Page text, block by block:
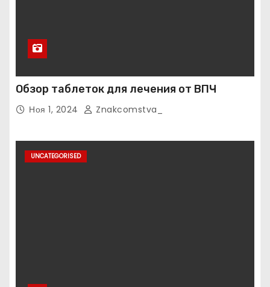
Обзор таблеток для лечения от ВПЧ
Ноя 1, 2024 Znakcomstva_
UNCATEGORISED